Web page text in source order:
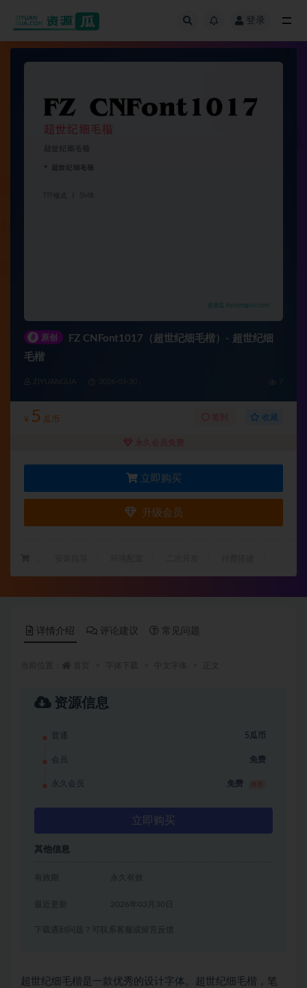
登录
# 原创
FZ CNFont1017（超世纪细毛楷）- 超世纪细
毛楷
ZIYUANGUA
¥ 5 瓜币 签到 收藏
永久会员免费
立即购买
升级会员
详情介绍 评论建议 常见问题
资源信息
普通 5瓜币
会员 免费
永久会员 免费
立即购买
其他信息
有效期 永久有效
2026年03月30日
下载遇到问题？可联系客服或留言反馈
超世纪细毛楷是一款优秀的设计字体。超世纪细毛楷，笔